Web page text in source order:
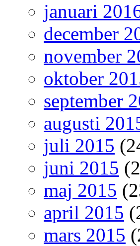
januari
december
november
oktober
september
augusti
juli 2015
juni 2015
maj 2015
april 2015
mars 2015